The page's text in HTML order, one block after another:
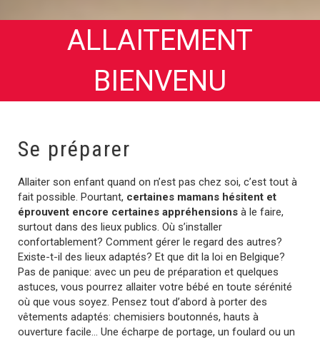
ALLAITEMENT
BIENVENU
Se préparer
Allaiter son enfant quand on n’est pas chez soi, c’est tout à
fait possible. Pourtant, certaines mamans hésitent et
éprouvent encore certaines appréhensions à le faire,
surtout dans des lieux publics. Où s’installer
confortablement? Comment gérer le regard des autres?
Existe-t-il des lieux adaptés? Et que dit la loi en Belgique?
Pas de panique: avec un peu de préparation et quelques
astuces, vous pourrez allaiter votre bébé en toute sérénité
où que vous soyez. Pensez tout d’abord à porter des
vêtements adaptés: chemisiers boutonnés, hauts à
ouverture facile… Une écharpe de portage, un foulard ou un